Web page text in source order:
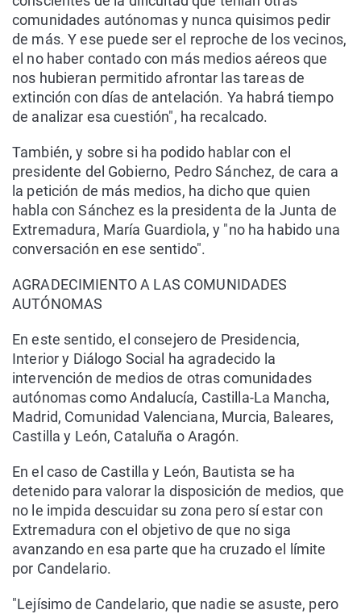
comunidades autónomas y nunca quisimos pedir
de más. Y ese puede ser el reproche de los vecinos,
el no haber contado con más medios aéreos que
nos hubieran permitido afrontar las tareas de
extinción con días de antelación. Ya habrá tiempo
de analizar esa cuestión", ha recalcado.
También, y sobre si ha podido hablar con el
presidente del Gobierno, Pedro Sánchez, de cara a
la petición de más medios, ha dicho que quien
habla con Sánchez es la presidenta de la Junta de
Extremadura, María Guardiola, y "no ha habido una
conversación en ese sentido".
AGRADECIMIENTO A LAS COMUNIDADES
AUTÓNOMAS
En este sentido, el consejero de Presidencia,
Interior y Diálogo Social ha agradecido la
intervención de medios de otras comunidades
autónomas como Andalucía, Castilla-La Mancha,
Madrid, Comunidad Valenciana, Murcia, Baleares,
Castilla y León, Cataluña o Aragón.
En el caso de Castilla y León, Bautista se ha
detenido para valorar la disposición de medios, que
no le impida descuidar su zona pero sí estar con
Extremadura con el objetivo de que no siga
avanzando en esa parte que ha cruzado el límite
por Candelario.
"Lejísimo de Candelario, que nadie se asuste, pero